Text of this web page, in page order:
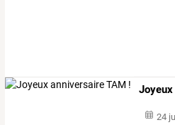
24